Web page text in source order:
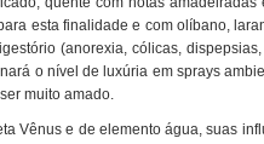
esta finalidade e com olíbano ,
(anorexia, cólicas,
o nível de luxúria em sprays
muito amado.
Vênus e de elemento água, suas